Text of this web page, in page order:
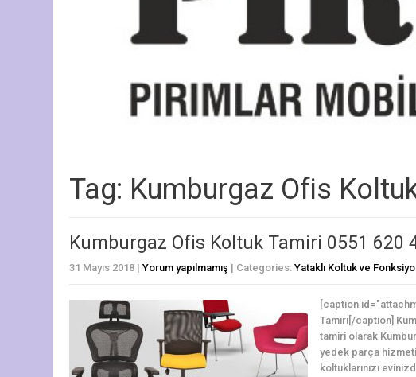
Tag: Kumburgaz Ofis
Kumburgaz Ofis Koltuk Tamiri 0551 620
31 Mayıs 2018 | Yorum yapılmamış | Categories: Yataklı Koltuk ve
[caption
Tamiri[/caption]
tamiri olarak
yedek parça
koltuklarınızı